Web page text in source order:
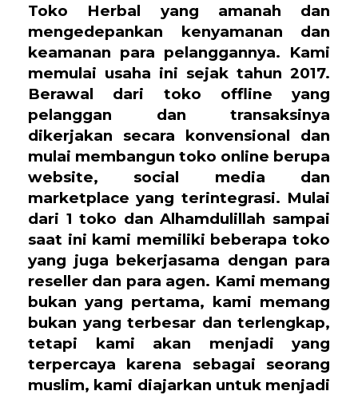
Toko Herbal yang amanah dan
mengedepankan kenyamanan dan
keamanan para pelanggannya. Kami
memulai usaha ini sejak tahun 2017.
Berawal dari toko offline yang
pelanggan dan transaksinya
dikerjakan secara konvensional dan
mulai membangun toko online berupa
website, social media dan
marketplace yang terintegrasi. Mulai
dari 1 toko dan Alhamdulillah sampai
saat ini kami memiliki beberapa toko
yang juga bekerjasama dengan para
reseller dan para agen. Kami memang
bukan yang pertama, kami memang
bukan yang terbesar dan terlengkap,
tetapi kami akan menjadi yang
terpercaya karena sebagai seorang
muslim, kami diajarkan untuk menjadi